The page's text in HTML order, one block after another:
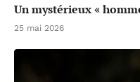
Un mystérieux «
25 mai 2026